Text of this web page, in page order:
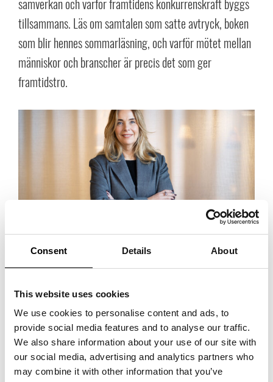
Consent Details About
This website uses cookies
We use cookies to personalise content and ads, to
provide social media features and to analyse our traffic.
We also share information about your use of our site with
our social media, advertising and analytics partners who
may combine it with other information that you’ve
samverkan och varför framtidens konkurrenskraft byggs
tillsammans. Läs om samtalen som satte avtryck, boken
som blir hennes sommarläsning, och varför mötet mellan
människor och branscher är precis det som ger
framtidstro.
Jag lämnar Almedalen med både energi och hopp.
Det är lätt att fastna i rubriker om oro, osäkerhet och utmaningar. Men
under veckan mötte jag också något annat och mycket starkare –
forskare, företag och organisationer som varje dag arbetar för att
utveckla Sverige. Det gav mig stor framtidstro.
Vi blir starkare tillsammans.Samverkan – inte minst mellan de
nordiska länderna – lyftes gång på gång fram som en av våra största